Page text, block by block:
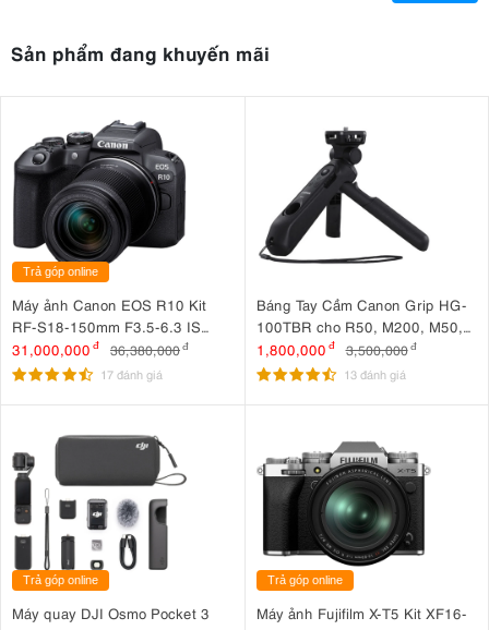
Sản phẩm đang khuyến mãi
Trả góp online
Máy ảnh Canon EOS R10 Kit
RF-S18-150mm F3.5-6.3 IS
STM
31,000,000 đ 36,380,000đ
17 đánh giá
Báng Tay Cầm Canon Grip HG-
100TBR cho R50, M200, M50,
G7 X Mark III, G5 X Mark II
1,800,000 đ 3,500,000 đ
13 đánh giá
Trả góp online
Máy quay DJI Osmo Pocket 3
Trả góp online
Máy ảnh Fujifilm X-T5 Kit XF16-